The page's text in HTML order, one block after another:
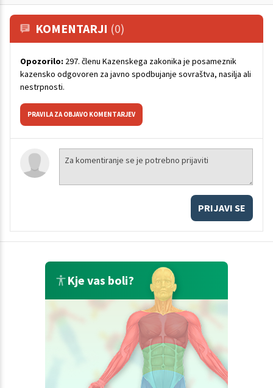
KOMENTARJI (0)
Opozorilo: 297. členu Kazenskega zakonika je posameznik
kazensko odgovoren za javno spodbujanje sovraštva, nasilja ali
nestrpnosti.
PRAVILA ZA OBJAVO KOMENTARJEV
PRIJAVI SE
Kje vas boli?